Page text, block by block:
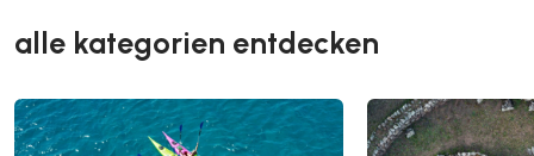
alle kategorien entdecken